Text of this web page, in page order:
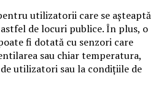
utilizatorii care se așteaptă
de locuri publice. În plus, o
fi dotată cu senzori care
sau chiar temperatura,
utilizatori sau la condițiile de